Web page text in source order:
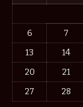
6
7
13
14
20
21
27
28